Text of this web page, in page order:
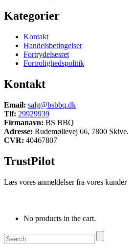
Kategorier
Kontakt
Handelsbetingelser
Fortrydelsesret
Fortrolighedspolitik
Kontakt
Email: salg@bsbbq.dk
Tlf: 29929939
Firmanavn: BS BBQ
Adresse: Rudemøllevej 66, 7800 Skive.
CVR: 40467807
TrustPilot
Læs vores anmeldelser fra vores kunder
No products in the cart.